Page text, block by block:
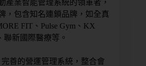
產業智能管理系統的領軍者，
，包含知名連鎖品牌，如全真
FIT、Pulse Gym、KX
聯新國際醫療等。
善的營運管理系統，整合會
課
私